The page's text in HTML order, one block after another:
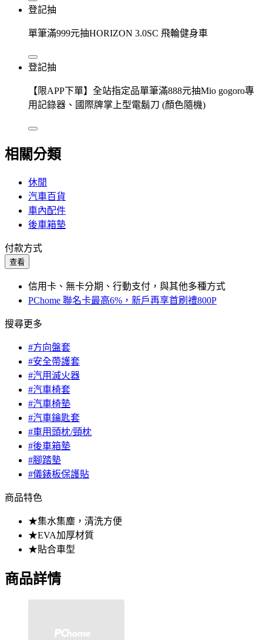
登記抽
單筆滿999元抽HORIZON 3.0SC 飛輪健身車
登記抽
【限APP下單】全站指定品單筆滿888元抽Mio gogoro專
用記錄器、國際牌掌上型電鬍刀 (顏色隨機)
相關分類
休閒
汽車百貨
車內配件
後車箱墊
付款方式
查看
信用卡、無卡分期、行動支付，與其他多種方式
PChome 聯名卡最高6%，新戶再享首刷禮800P
搜尋更多
#方向盤套
#安全帶護套
#汽用滅火器
#汽車椅套
#汽車椅墊
#汽車鑰匙套
#車用頭枕/頸枕
#後車箱墊
#腳踏墊
#儀錶板保護貼
商品特色
★集水集塵，清洗方便
★EVA加厚材質
★貼合車型
商品詳情